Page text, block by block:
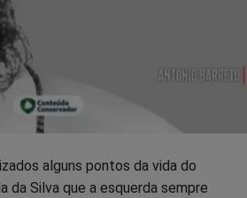
alguns pontos da vida do
da Silva que a esquerda sempre